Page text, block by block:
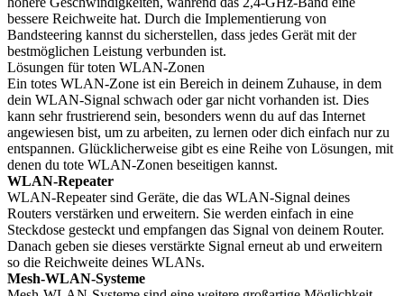
bessere Reichweite hat. Durch die Implementierung von
Bandsteering kannst du sicherstellen, dass jedes Gerät mit der
bestmöglichen Leistung verbunden ist.
Lösungen für toten WLAN-Zonen
Ein totes WLAN-Zone ist ein Bereich in deinem Zuhause, in dem
dein WLAN-Signal schwach oder gar nicht vorhanden ist. Dies
kann sehr frustrierend sein, besonders wenn du auf das Internet
angewiesen bist, um zu arbeiten, zu lernen oder dich einfach nur zu
entspannen. Glücklicherweise gibt es eine Reihe von Lösungen, mit
denen du tote WLAN-Zonen beseitigen kannst.
WLAN-Repeater
WLAN-Repeater sind Geräte, die das WLAN-Signal deines
Routers verstärken und erweitern. Sie werden einfach in eine
Steckdose gesteckt und empfangen das Signal von deinem Router.
Danach geben sie dieses verstärkte Signal erneut ab und erweitern
so die Reichweite deines WLANs.
Mesh-WLAN-Systeme